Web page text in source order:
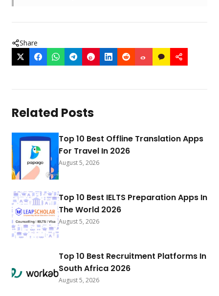
Share
Related Posts
Top 10 Best Offline Translation Apps
For Travel In 2026
August 5, 2026
Top 10 Best IELTS Preparation Apps In
The World 2026
August 5, 2026
Top 10 Best Recruitment Platforms In
South Africa 2026
August 5, 2026